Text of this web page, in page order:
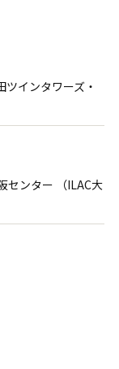
インタワーズ・
センター （ILAC大